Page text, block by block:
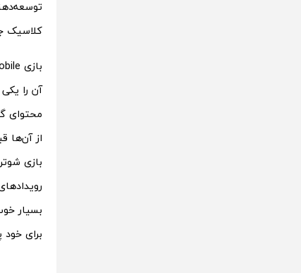
کلاسیک
آن را
از آن‌ها
بسیار
برای